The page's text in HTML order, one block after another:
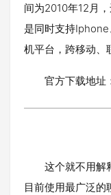
间为2010年12月
是同时支持
机平台，跨移动、
官方下载地址
这个就不用解
目前使用最广泛的